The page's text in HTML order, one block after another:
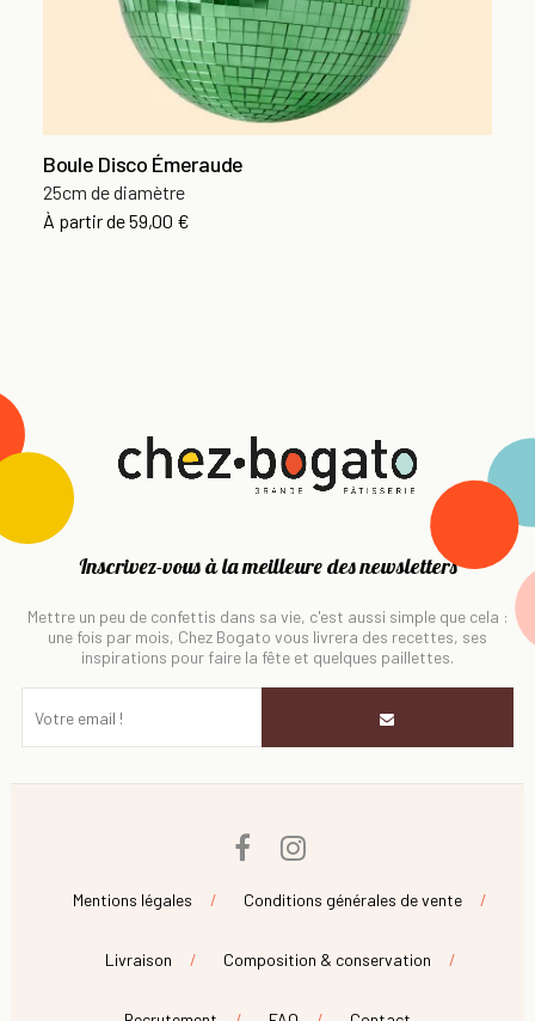
Boule Disco Émeraude
25cm de diamètre
À partir de59,00 €
Inscrivez-vous à la meilleure des newsletters
Mettre un peu de confettis dans sa vie, c'est aussi simple que cela :
une fois par mois, Chez Bogato vous livrera des recettes, ses
inspirations pour faire la fête et quelques paillettes.
Facebook
Mentions légales Conditions générales de vente
Livraison Composition & conservation